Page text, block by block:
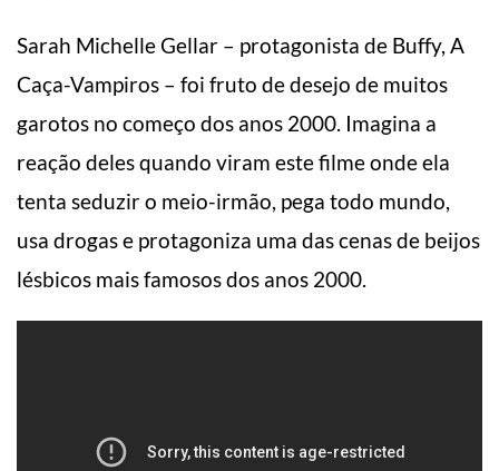
Sarah Michelle Gellar – protagonista de Buffy, A
Caça-Vampiros – foi fruto de desejo de muitos
garotos no começo dos anos 2000. Imagina a
reação deles quando viram este filme onde ela
tenta seduzir o meio-irmão, pega todo mundo,
usa drogas e protagoniza uma das cenas de beijos
lésbicos mais famosos dos anos 2000.